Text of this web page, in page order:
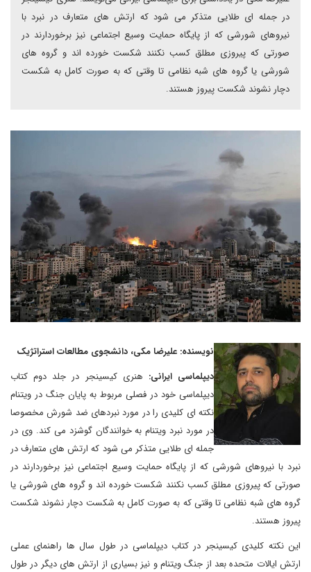
در جمله ای طلایی متذکر می شود که ارتش های متعارف در نبرد با
نیروهای شورشی که از پایگاه حمایت وسیع اجتماعی نیز برخوردارند در
صورتی که پیروزی مطلق کسب نکنند شکست خورده اند و گروه های
شورشی یا گروه های شبه نظامی تا وقتی که به صورت کامل به شکست
دچار نشوند شکست پیروز هستند.
نویسنده: علیرضا مکی، دانشجوی مطالعات استراتژیک
دیپلماسی ایرانی: هنری کیسینجر در جلد دوم کتاب
دیپلماسی خود در فصلی مربوط به پایان جنگ در ویتنام
نکته ای کلیدی را در مورد نبردهای ضد شورش مخصوصا
در مورد نبرد ویتنام به خوانندگان گوشزد می کند. وی در
جمله ای طلایی متذکر می شود که ارتش های متعارف در
نبرد با نیروهای شورشی که از پایگاه حمایت وسیع اجتماعی نیز برخوردارند در
صورتی که پیروزی مطلق کسب نکنند شکست خورده اند و گروه های شورشی یا
گروه های شبه نظامی تا وقتی که به صورت کامل به شکست دچار نشوند شکست
پیروز هستند.
این نکته کلیدی کیسینجر در کتاب دیپلماسی در طول سال ها راهنمای عملی
ارتش ایالات متحده بعد از جنگ ویتنام و نیز بسیاری از ارتش های دیگر در طول